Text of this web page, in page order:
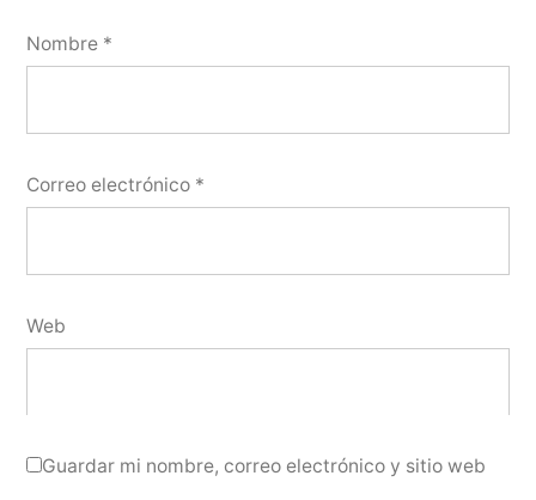
Nombre *
Correo electrónico *
Web
Guardar mi nombre, correo electrónico y sitio web